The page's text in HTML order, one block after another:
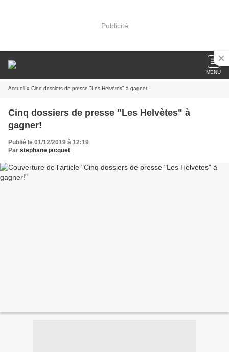
Publicité
MENU
Accueil » Cinq dossiers de presse "Les Helvètes" à gagner!
Cinq dossiers de presse "Les Helvètes" à
gagner!
Publié le 01/12/2019 à 12:19
Par stephane jacquet